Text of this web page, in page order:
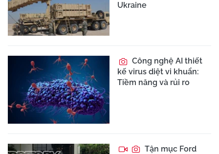
Ukraine
Công nghệ AI thiết
kế virus diệt vi khuẩn:
Tiềm năng và rủi ro
Tận mục Ford